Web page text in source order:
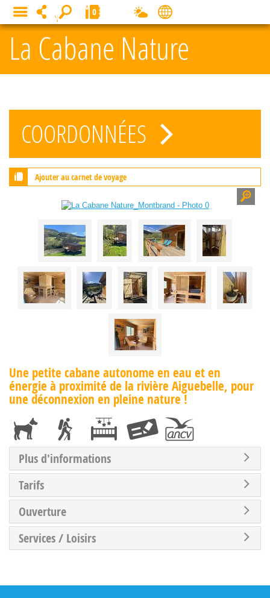
La Cabane Nature
COORDONNÉES
Ajouter au carnet de voyage
Une petite cabane autonome en eau et en
énergie à proximité de la rivière Aiguebelle, pour
une déconnexion en pleine nature !
Plus d'informations
Tarifs
Ouverture
Services / Loisirs
MENU 0
Panneau de gestion des cookies